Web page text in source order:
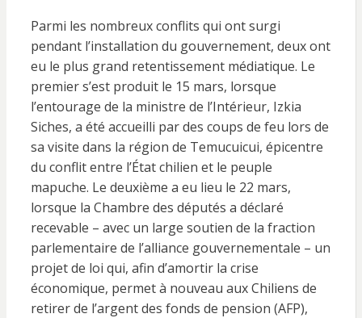
Parmi les nombreux conflits qui ont surgi
pendant l’installation du gouvernement, deux ont
eu le plus grand retentissement médiatique. Le
premier s’est produit le 15 mars, lorsque
l’entourage de la ministre de l’Intérieur, Izkia
Siches, a été accueilli par des coups de feu lors de
sa visite dans la région de Temucuicui, épicentre
du conflit entre l’État chilien et le peuple
mapuche. Le deuxième a eu lieu le 22 mars,
lorsque la Chambre des députés a déclaré
recevable – avec un large soutien de la fraction
parlementaire de l’alliance gouvernementale – un
projet de loi qui, afin d’amortir la crise
économique, permet à nouveau aux Chiliens de
retirer de l’argent des fonds de pension (AFP),